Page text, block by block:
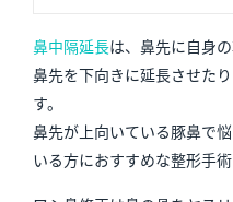
鼻中隔延長は、鼻先に自身
鼻先を下向きに延長させた
す。
鼻先が上向いている豚鼻で
いる方におすすめな整形手術